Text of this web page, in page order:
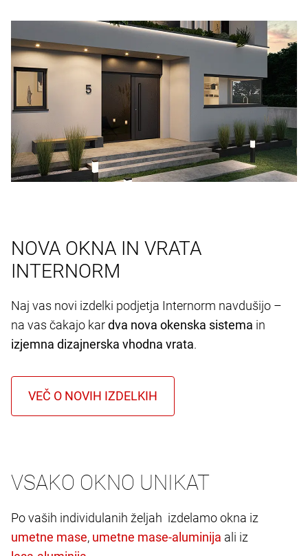
NOVA OKNA IN VRATA
INTERNORM
Naj vas novi izdelki podjetja Internorm navdušijo –
na vas čakajo kardva nova okenska sistema in
izjemna dizajnerska vhodna vrata.
VSAKO OKNO UNIKAT
Po vaših individulanih željah izdelamo okna iz
,
ali iz